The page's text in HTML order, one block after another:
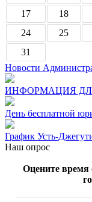
17
18
24
25
31
Новости
ИНФОРМАЦИЯ
День бесплатной
График Усть-
Наш опрос
Оцените время